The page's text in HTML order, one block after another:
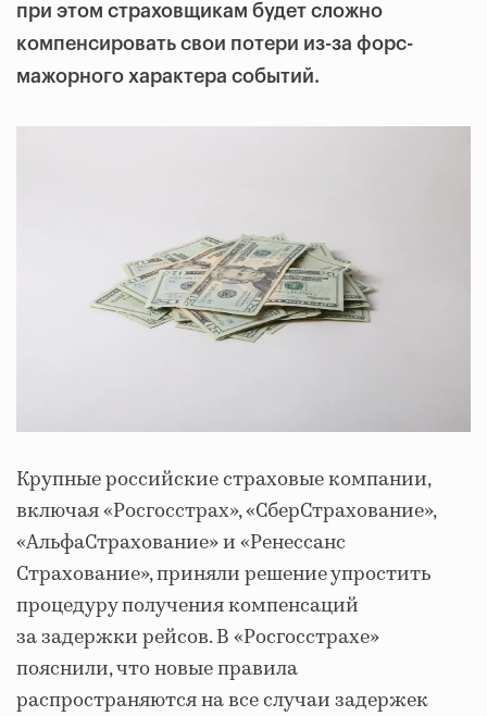
при этом страховщикам будет сложно
компенсировать свои потери из-за форс-
мажорного характера событий.
Крупные российские страховые компании,
включая «Росгосстрах», «СберСтрахование»,
«АльфаСтрахование» и «Ренессанс
Страхование», приняли решение упростить
процедуру получения компенсаций
за задержки рейсов. В «Росгосстрахе»
пояснили, что новые правила
распространяются на все случаи задержек